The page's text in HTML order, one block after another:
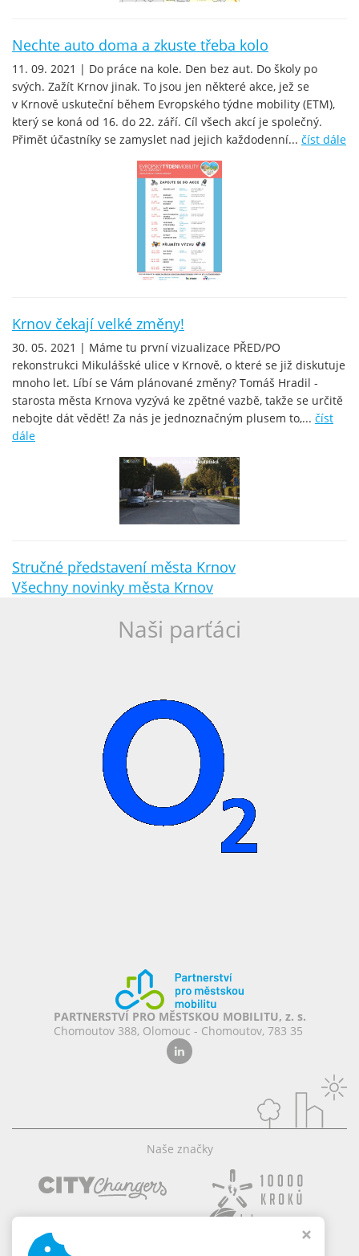
Nechte auto doma a zkuste třeba kolo
11. 09. 2021 | Do práce na kole. Den bez aut. Do školy po
svých. Zažít Krnov jinak. To jsou jen některé akce, jež se
v Krnově uskuteční během Evropského týdne mobility (ETM),
který se koná od 16. do 22. září. Cíl všech akcí je společný.
Přimět účastníky se zamyslet nad jejich každodenní... číst dále
Krnov čekají velké změny!
30. 05. 2021 | Máme tu první vizualizace PŘED/PO
rekonstrukci Mikulášské ulice v Krnově, o které se již diskutuje
mnoho let. Líbí se Vám plánované změny? Tomáš Hradil -
starosta města Krnova vyzývá ke zpětné vazbě, takže se určitě
nebojte dát vědět! Za nás je jednoznačným plusem to,... číst
dále
Stručné představení města Krnov
Všechny novinky města Krnov
Naši parťáci
PARTNERSTVÍ PRO MĚSTSKOU MOBILITU, z. s.
Chomoutov 388, Olomouc - Chomoutov, 783 35
Naše značky